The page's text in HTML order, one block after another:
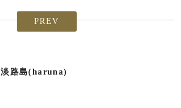
PREV
淡路島(haruna)